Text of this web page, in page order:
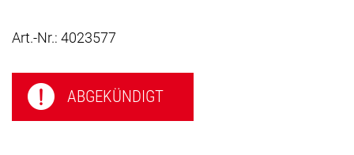
Art.-Nr.: 4023577
ABGEKÜNDIGT